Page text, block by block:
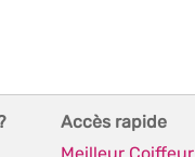
Accès rapide
Meilleur